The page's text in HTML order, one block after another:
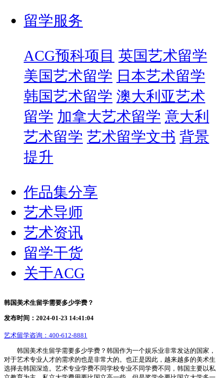
留学服务
ACG预科项目 英国艺术留学
美国艺术留学 日本艺术留学
韩国艺术留学 澳大利亚艺术
留学 加拿大艺术留学 意大利
艺术留学 艺术留学文书 背景
提升
作品集分享
艺术导师
艺术资讯
留学干货
关于ACG
韩国美术生留学需要多少学费？
发布时间：2024-01-23 14:41:04
艺术留学咨询： 400-612-8881
韩国美术生留学需要多少学费？韩国作为一个娱乐业非常发达的国家，
对于艺术专业人才的需求的也是非常大的。也正是因此，越来越多的美术生
选择去韩国深造。艺术专业学费不同学校专业不同学费不同，韩国主要以私